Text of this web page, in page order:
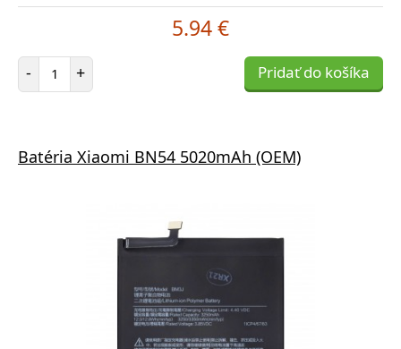
5.94 €
- Počet položiek
+ Pridať do košíka
Batéria Xiaomi BN54 5020mAh (OEM)